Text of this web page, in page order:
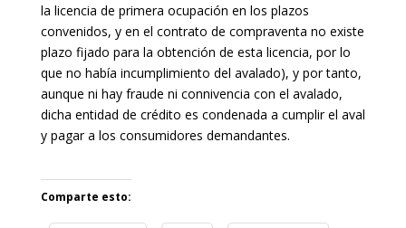
la licencia de primera ocupación en los plazos
convenidos, y en el contrato de compraventa no existe
plazo fijado para la obtención de esta licencia, por lo
que no había incumplimiento del avalado), y por tanto,
aunque ni hay fraude ni connivencia con el avalado,
dicha entidad de crédito es condenada a cumplir el aval
y pagar a los consumidores demandantes.
Comparte esto: